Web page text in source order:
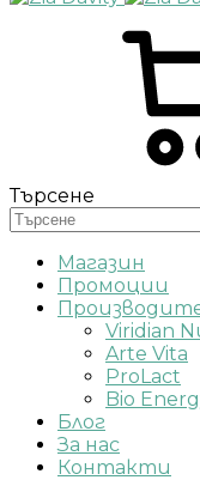
Търсене
Магазин
Промоции
Viridian
Arte Vita
ProLact
Bio
Блог
За нас
Контакти